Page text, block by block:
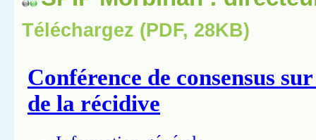
Téléchargez (PDF, 28KB)